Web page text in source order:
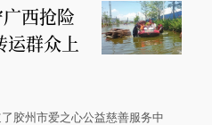
西抢险
运群众上
胶州市爱之心公益慈善服务中